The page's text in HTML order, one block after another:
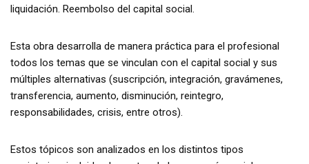
liquidación. Reembolso del capital social.
Esta obra desarrolla de manera práctica para el profesional
todos los temas que se vinculan con el capital social y sus
múltiples alternativas (suscripción, integración, gravámenes,
transferencia, aumento, disminución, reintegro,
responsabilidades, crisis, entre otros).
Estos tópicos son analizados en los distintos tipos